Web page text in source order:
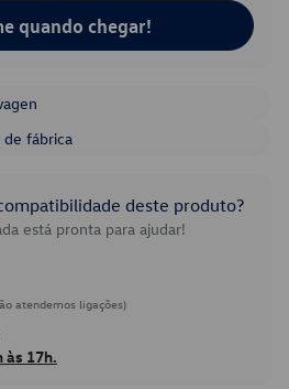
quando chegar!
de fábrica
deste produto?
está pronta para ajudar!
atendemos ligações)
às 17h.